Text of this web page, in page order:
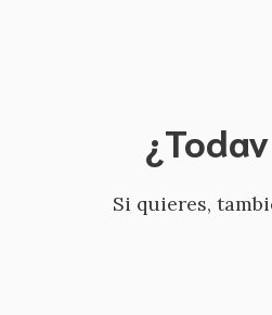
Si quieres,